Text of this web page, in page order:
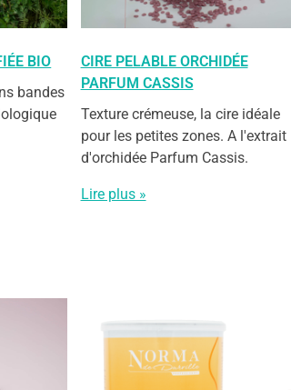
BIO
bandes
CIRE PELABLE ORCHIDÉE
PARFUM CASSIS
Texture crémeuse, la cire idéale
pour les petites zones. A l'extrait
d'orchidée Parfum Cassis.
Lire plus »